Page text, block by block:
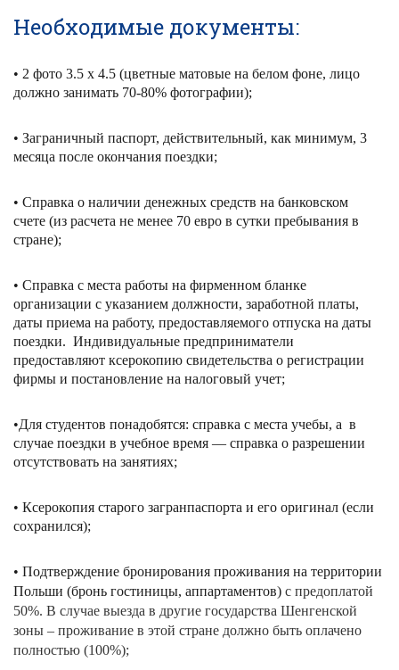
Необходимые документы:
• 2 фото 3.5 х 4.5 (цветные матовые на белом фоне, лицо
должно занимать 70-80% фотографии);
• Заграничный паспорт, действительный, как минимум, 3
месяца после окончания поездки;
• Справка о наличии денежных средств на банковском
счете (из расчета не менее 70 евро в сутки пребывания в
стране);
• Справка с места работы на фирменном бланке
организации с указанием должности, заработной платы,
даты приема на работу, предоставляемого отпуска на даты
поездки. Индивидуальные предприниматели
предоставляют ксерокопию свидетельства о регистрации
фирмы и постановление на налоговый учет;
•Для студентов понадобятся: справка с места учебы, а в
случае поездки в учебное время — справка о разрешении
отсутствовать на занятиях;
• Ксерокопия старого загранпаспорта и его оригинал (если
сохранился);
• Подтверждение бронирования проживания на территории
Польши (бронь гостиницы, аппартаментов) с предоплатой
50%. В случае выезда в другие государства Шенгенской
зоны – проживание в этой стране должно быть оплачено
полностью (100%);